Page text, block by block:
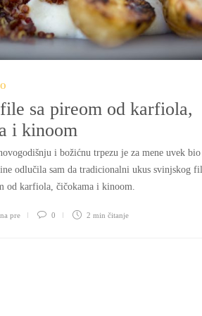
sa pireom od karfiola,
i kinoom
i božićnu trpezu je za mene uvek bio
odlučila sam da tradicionalni ukus svinjskog
od karfiola, čičokama i kinoom.
pre 0 2 min čitanje